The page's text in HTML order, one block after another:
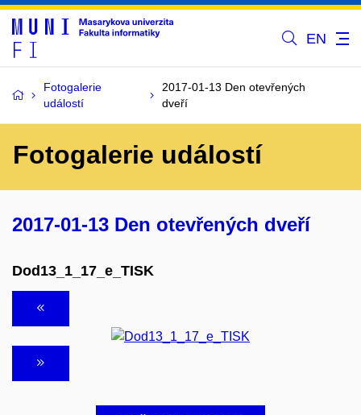
EN
Fotogalerie
událostí
2017-01-13 Den otevřených
dveří
Fotogalerie událostí
2017-01-13 Den otevřených dveří
Dod13_1_17_e_TISK